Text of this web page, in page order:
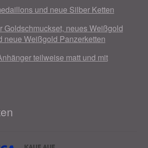
und neue Silber Ketten
Goldschmuckset, neues Weißgold
neue Weißgold Panzerketten
teilweise matt und mit